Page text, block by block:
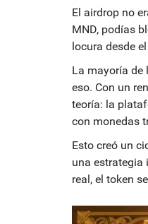
El airdrop no
MND, podías
locura desde
La mayoría de
eso. Con un
teoría: la
con monedas
Esto creó un
una estrategia
real, el token